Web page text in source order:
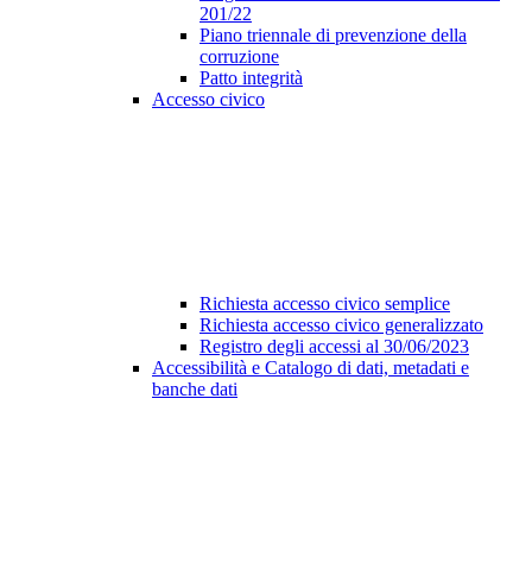
201/22
Piano triennale di prevenzione della
corruzione
Patto integrità
Accesso civico
Richiesta accesso civico semplice
Richiesta accesso civico generalizzato
Registro degli accessi al 30/06/2023
Accessibilità e Catalogo di dati, metadati e
banche dati